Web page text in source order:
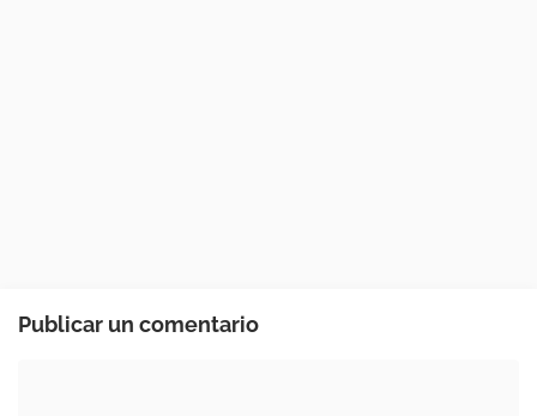
Publicar un comentario